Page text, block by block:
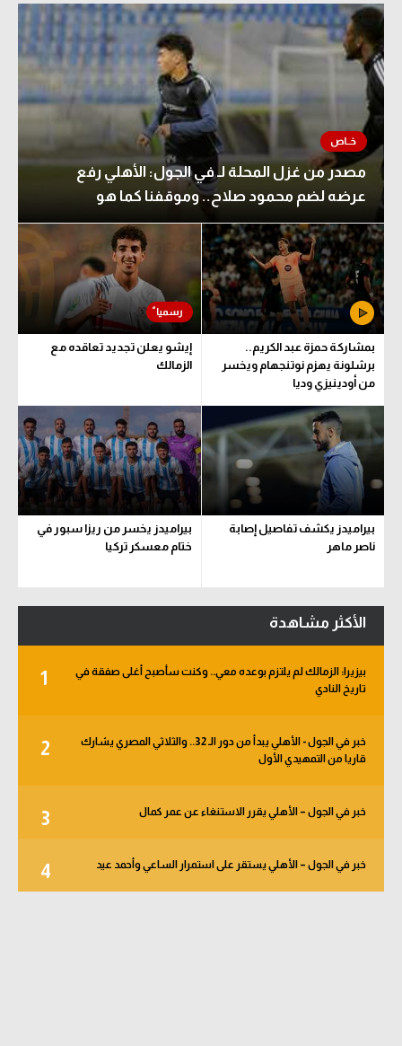
مصدر من غزل المحلة لـ في الجول: الأهلي رفع
عرضه لضم محمود صلاح.. وموقفنا كما هو
بمشاركة حمزة عبد الكريم..
برشلونة يهزم نوتنجهام ويخسر
من أودينيزي وديا
إيشو يعلن تجديد تعاقده مع
الزمالك
بيراميدز يكشف تفاصيل إصابة
ناصر ماهر
بيراميدز يخسر من ريزا سبور في
ختام معسكر تركيا
الأكثر مشاهدة
1
بيزيرا: الزمالك لم يلتزم بوعده معي.. وكنت سأصبح أغلى صفقة في
تاريخ النادي
2
خبر في الجول - الأهلي يبدأ من دور الـ 32.. والثلاثي المصري يشارك
قاريا من التمهيدي الأول
3 خبر في الجول – الأهلي يقرر الاستنغاء عن عمر كمال
4 خبر في الجول – الأهلي يستقر على استمرار الساعي وأحمد عيد